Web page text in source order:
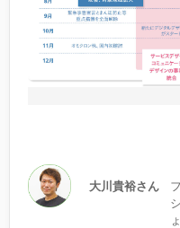
大川貴裕さん